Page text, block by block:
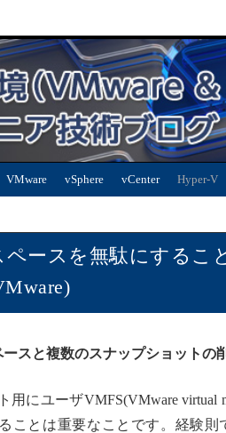
VMware vSphere vCenter Hyper-V
ースを無駄にするこ
スと複数のスナップショットの
用にユーザVMFS(VMware virtual
ことは重要なことです。経験